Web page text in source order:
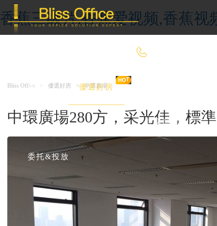
香蕉三级片,香蕉爱视频,香蕉视
首 頁 優選好房
共享辦公
委托&投放
Bliss Office > 優選好房 > 中環廣場
中環廣場280方，采光佳，標